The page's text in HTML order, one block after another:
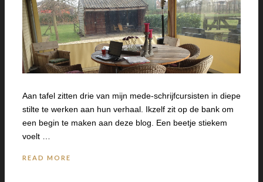
Aan tafel zitten drie van mijn mede-schrijfcursisten in diepe
stilte te werken aan hun verhaal. Ikzelf zit op de bank om
een begin te maken aan deze blog. Een beetje stiekem
voelt …
READ MORE